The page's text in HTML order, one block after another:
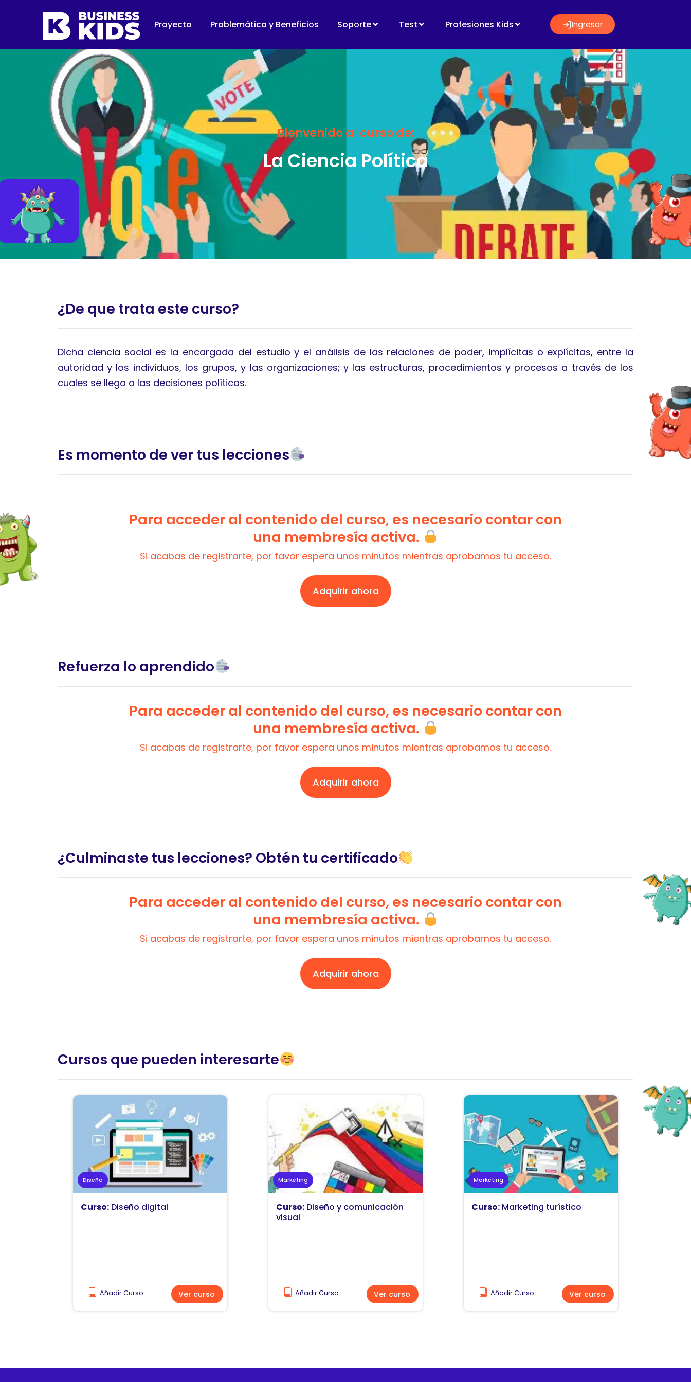
Proyecto Problemática y Beneficios Soporte Test Profesiones Kids Ingresar
Bienvenido al curso de:
La Ciencia Política
¿De que trata este curso?
Dicha ciencia social es la encargada del estudio y el análisis de las relaciones de poder, implícitas o explícitas, entre la
autoridad y los individuos, los grupos, y las organizaciones; y las estructuras, procedimientos y procesos a través de los
cuales se llega a las decisiones políticas.
Es momento de ver tus lecciones
Para acceder al contenido del curso, es necesario contar con
una membresía activa.
Si acabas de registrarte, por favor espera unos minutos mientras aprobamos tu acceso.
Adquirir ahora
Refuerza lo aprendido
Para acceder al contenido del curso, es necesario contar con
una membresía activa.
Si acabas de registrarte, por favor espera unos minutos mientras aprobamos tu acceso.
Adquirir ahora
¿Culminaste tus lecciones? Obtén tu certificado
Para acceder al contenido del curso, es necesario contar con
una membresía activa.
Si acabas de registrarte, por favor espera unos minutos mientras aprobamos tu acceso.
Adquirir ahora
Cursos que pueden interesarte
Diseño
Curso: Diseño digital
Añadir Curso Ver curso
Marketing
Curso: Diseño y comunicación
visual
Añadir Curso Ver curso
Marketing
Curso: Marketing turístico
Añadir Curso Ver curso